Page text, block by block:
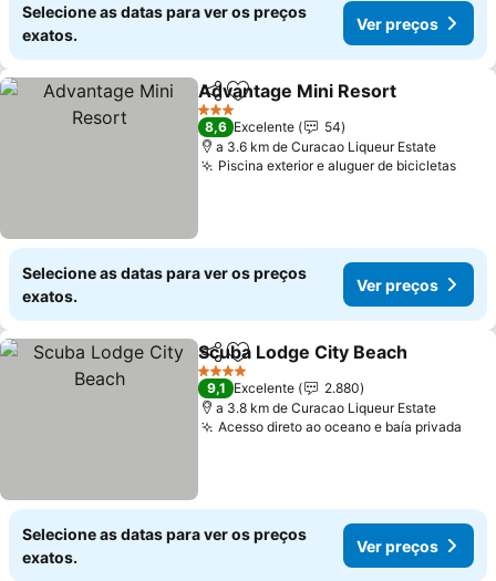
Selecione as datas para ver os preços
exatos.
Ver preços
PartilharAdicionar aos favoritos
Advantage Mini Resort
3 Estrelas
8,6 Excelente
54
a 3.6 km de Curacao Liqueur Estate
Piscina exterior e aluguer de bicicletasVer
Selecione as datas para ver os preços
exatos.
Ver preços
PartilharAdicionar aos favoritos
Scuba Lodge City Beach
4 Estrelas
9,1 Excelente
2.880
a 3.8 km de Curacao Liqueur Estate
Acesso direto ao oceano e baía privada
Selecione as datas para ver os preços
exatos.
Ver preços